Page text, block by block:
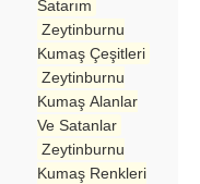
Satarım
Zeytinburnu
Kumaş Çeşitleri
Zeytinburnu
Kumaş Alanlar
Ve Satanlar
Zeytinburnu
Kumaş Renkleri